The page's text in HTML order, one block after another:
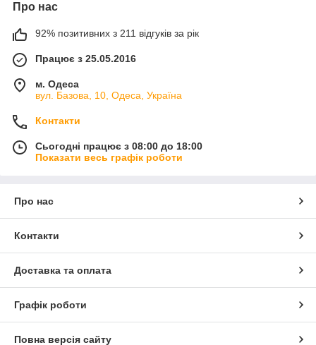
Про нас
92% позитивних з 211 відгуків за рік
Працює з 25.05.2016
м. Одеса
вул. Базова, 10, Одеса, Україна
Контакти
Сьогодні працює з 08:00 до 18:00
Показати весь графік роботи
Про нас
Контакти
Доставка та оплата
Графік роботи
Повна версія сайту